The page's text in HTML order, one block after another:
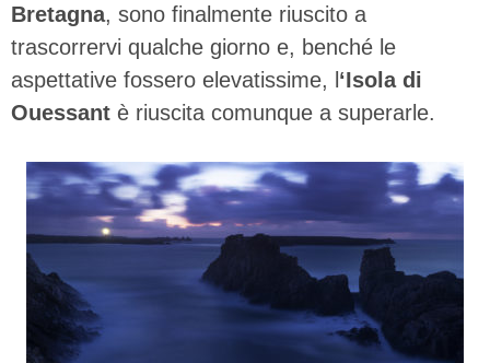
Bretagna, sono finalmente riuscito a
trascorrervi qualche giorno e, benché le
aspettative fossero elevatissime, l‘Isola di
Ouessant è riuscita comunque a superarle.